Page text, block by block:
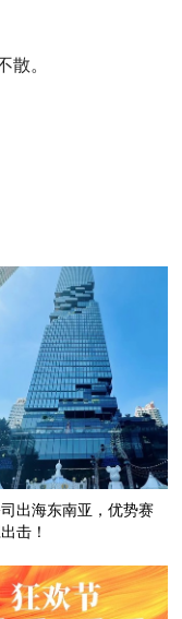
散。
出海东南亚，优势赛
击！